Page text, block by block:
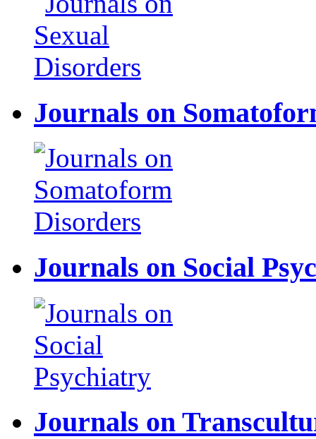
Journals on
Journals on Social
Journals on